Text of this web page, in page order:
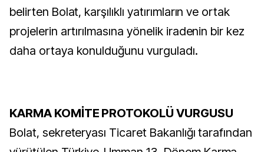
belirten Bolat, karşılıklı yatırımların ve ortak
projelerin artırılmasına yönelik iradenin bir kez
daha ortaya konulduğunu vurguladı.
KARMA KOMİTE PROTOKOLÜ VURGUSU
Bolat, sekreteryası Ticaret Bakanlığı tarafından